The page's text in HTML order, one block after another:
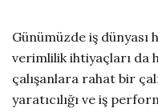
Günümüzde iş dünyası
verimlilik ihtiyaçları da
çalışanlara rahat bir
yaratıcılığı ve iş